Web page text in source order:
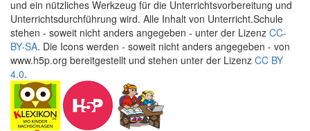
und ein nützliches Werkzeug für die Unterrichtsvorbereitung und
Unterrichtsdurchführung wird. Alle Inhalt von Unterricht.Schule
stehen - soweit nicht anders angegeben - unter der Lizenz CC-
BY-SA. Die Icons werden - soweit nicht anders angegeben - von
www.h5p.org bereitgestellt und stehen unter der Lizenz CC BY
4.0.